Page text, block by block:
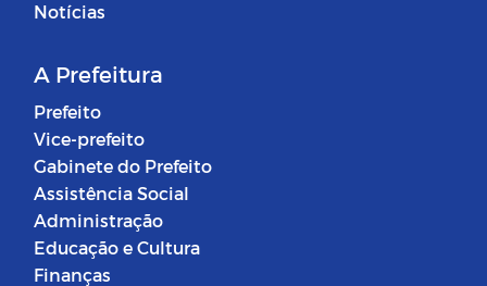
Notícias
A Prefeitura
Prefeito
Vice-prefeito
Gabinete do Prefeito
Assistência Social
Administração
Educação e Cultura
Finanças